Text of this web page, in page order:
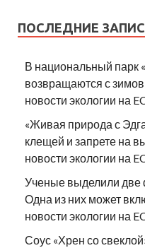
ПОСЛЕДНИЕ
В национальный парк
возвращаются с
новости экологии на
«Живая природа с
клещей и запрете на
новости экологии на
Ученые выделили две
Одна из них может
новости экологии на
Соус «Хрен со